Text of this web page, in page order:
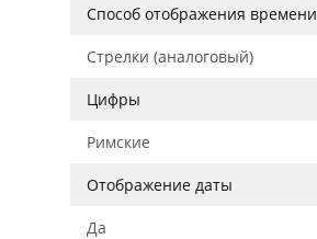
Способ отображения времени
Стрелки (аналоговый)
Цифры
Римские
Отображение даты
Да